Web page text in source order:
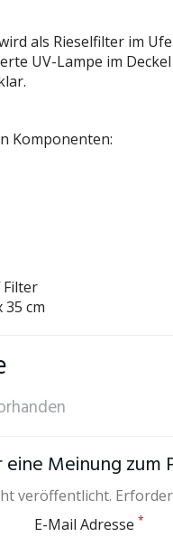
als Rieselfilter im
UV-Lampe im
Komponenten:
35 cm
Meinung zum
veröffentlicht.
E-Mail Adresse *